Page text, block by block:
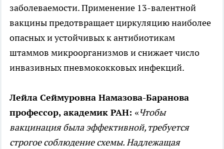
заболеваемости. Применение 13-валентной
вакцины предотвращает циркуляцию наиболее
опасных и устойчивых к антибиотикам
штаммов микроорганизмов и снижает число
инвазивных пневмококковых инфекций.
Лейла Сеймуровна Намазова-Баранова
профессор, академик РАН: «Чтобы
вакцинация была эффективной, требуется
строгое соблюдение схемы. Надлежащая